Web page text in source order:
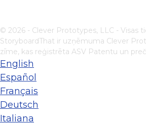
© 2026 - Clever Prototypes, LLC - Visas
StoryboardThat ir uzņēmuma Clever
zīme, kas reģistrēta ASV Patentu un
English
Español
Français
Deutsch
Italiana